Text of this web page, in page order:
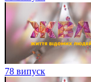
78 випуск